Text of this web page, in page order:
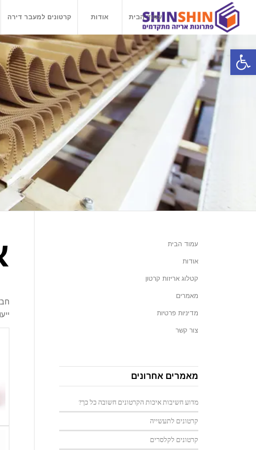
פתח סרגל נגישות
עמוד הבית אודות קרטונים למעבר דירה
עמוד הבית
אודות
קטלוג אריזות קרטון
מאמרים
מדיניות פרטיות
צור קשר
מאמרים אחרונים
מדוע חשיבות איכות הקרטונים חשובה כל כך?
קרטונים לתעשייה
קרטונים לקלסרים